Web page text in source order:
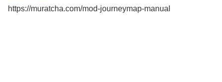
https://muratcha.com/mod-journeymap-manual